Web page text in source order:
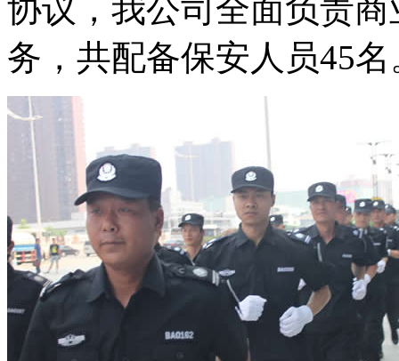
协议，我公司全面负责
务，共配备保安人员45名